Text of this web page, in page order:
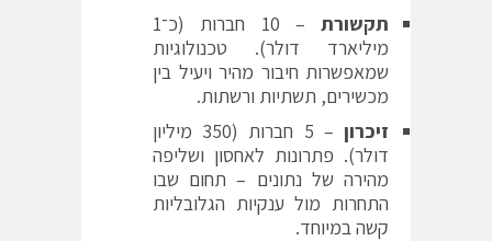
תקשורת
– 10 חברות (כ־1
מיליארד דולר). טכנולוגיות
שמאפשרות חיבור מהיר ויעיל בין
מכשירים, תשתיות ורשתות.
זיכרון
– 5 חברות (350 מיליון
דולר). פתרונות לאחסון ושליפה
מהירה של נתונים – תחום שבו
התחרות מול ענקיות הגלובליות
קשה במיוחד.